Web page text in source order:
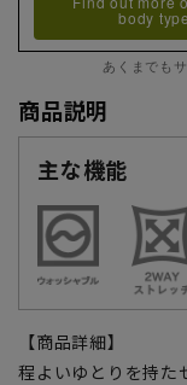
body type
あくまでも
商品説明
主な機能
【商品詳細】
程よいゆとりを持た